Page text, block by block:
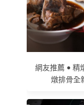
網友推薦 • 精
燉排骨全